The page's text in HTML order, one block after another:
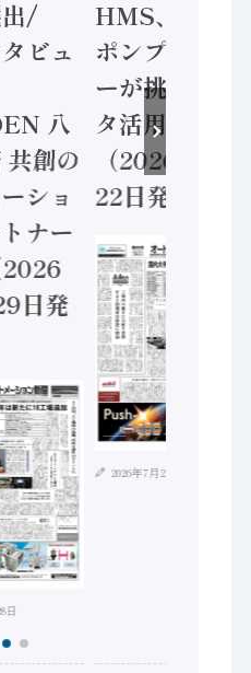
/
タビュ
八
創の
ショ
ナー
日発
日
HMS、老舗
ポンプメーカ
ーが挑むデー
タ活用 など
（2026年7月
22日発行）
2026年7月21日